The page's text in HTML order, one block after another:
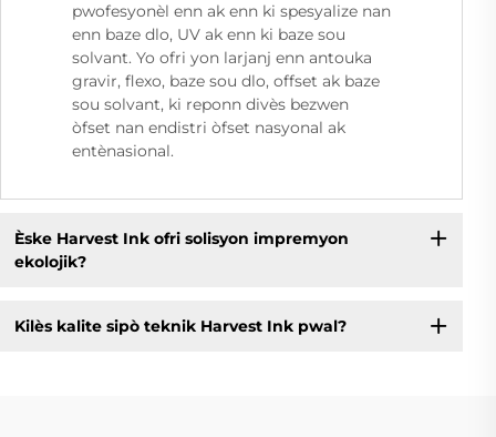
pwofesyonèl enn ak enn ki spesyalize nan
enn baze dlo, UV ak enn ki baze sou
solvant. Yo ofri yon larjanj enn antouka
gravir, flexo, baze sou dlo, offset ak baze
sou solvant, ki reponn divès bezwen
òfset nan endistri òfset nasyonal ak
entènasional.
Èske Harvest Ink ofri solisyon impremyon
ekolojik?
Kilès kalite sipò teknik Harvest Ink pwal?